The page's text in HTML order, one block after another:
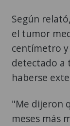
Según
el tumor
centímetro
detectado a
haberse
"Me dijeron
meses más